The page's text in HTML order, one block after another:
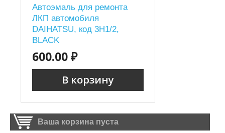
Автоэмаль для ремонта
ЛКП автомобиля
DAIHATSU, код 3H1/2,
BLACK
600.00 ₽
В корзину
Ваша корзина пуста